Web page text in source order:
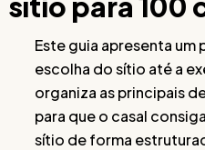
Este guia apresenta um
escolha do sítio até a
organiza as principais
para que o casal
sítio de forma